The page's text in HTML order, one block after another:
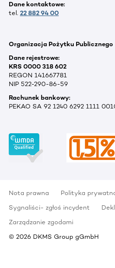
Dane kontaktowe:
tel. 22 882 94 00
Organizacja Pożytku Publicznego
Dane rejestrowe:
KRS 0000 318 602
REGON 141667781
NIP 522-290-86-59
Rachunek bankowy:
PEKAO SA 92 1240 6292 1111
Nota prawna Polityka
Sygnaliści- zgłoś incydent
Zarządzanie zgodami
© 2026 DKMS Group gGmbH